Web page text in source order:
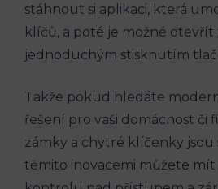
stáhnout si aplikaci, která
klíčů, a poté je možné otevřít
jednoduchým stisknutím
Takže pokud hledáte
řešení pro vaši domácnost či
zámky a chytré klíčenky jsou
těmito inovacemi můžete